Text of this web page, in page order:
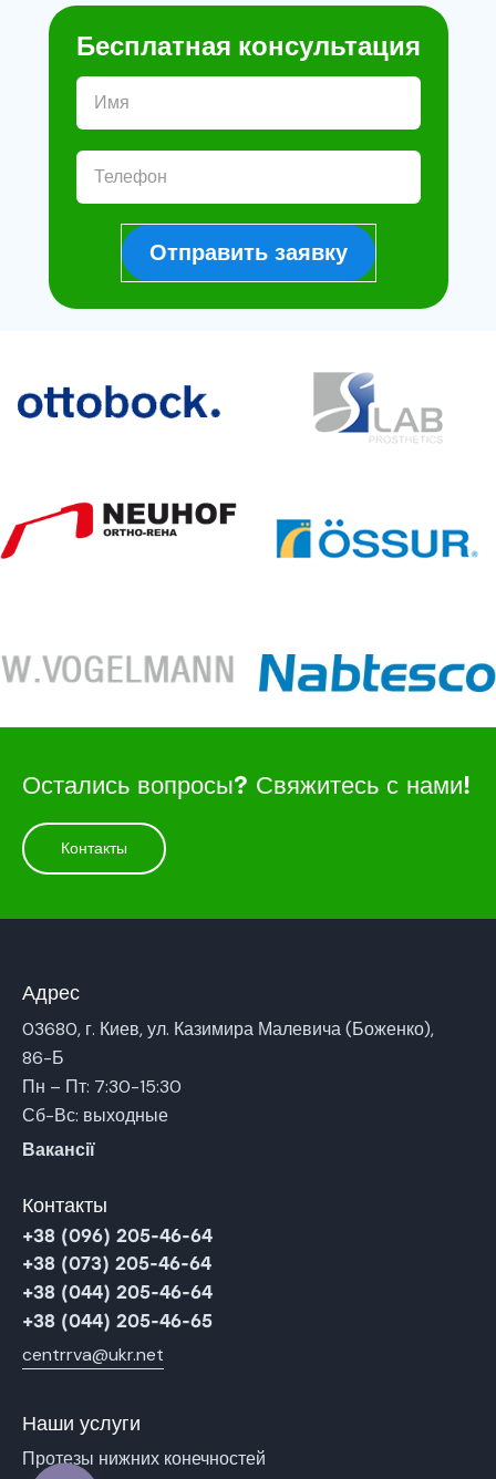
Бесплатная консультация
Отправить заявку
Остались вопросы? Свяжитесь с нами!
Контакты
Адрес
03680, г. Киев, ул. Казимира Малевича (Боженко),
86-Б
Пн – Пт: 7:30-15:30
Сб-Вс: выходные
Вакансії
Контакты
+38 (096) 205-46-64
+38 (073) 205-46-64
+38 (044) 205-46-64
+38 (044) 205-46-65
centrrva@ukr.net
Наши услуги
Протезы нижних конечностей